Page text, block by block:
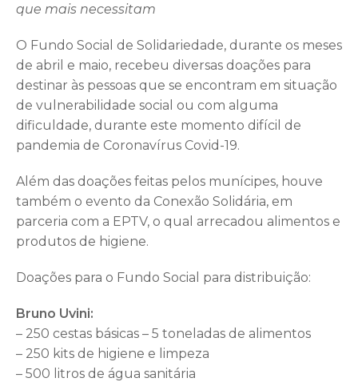
que mais necessitam
O Fundo Social de Solidariedade, durante os meses
de abril e maio, recebeu diversas doações para
destinar às pessoas que se encontram em situação
de vulnerabilidade social ou com alguma
dificuldade, durante este momento difícil de
pandemia de Coronavírus Covid-19.
Além das doações feitas pelos munícipes, houve
também o evento da Conexão Solidária, em
parceria com a EPTV, o qual arrecadou alimentos e
produtos de higiene.
Doações para o Fundo Social para distribuição:
Bruno Uvini:
– 250 cestas básicas – 5 toneladas de alimentos
– 250 kits de higiene e limpeza
– 500 litros de água sanitária